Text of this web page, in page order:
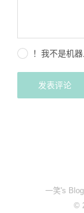
！我不是机
一笑's
©